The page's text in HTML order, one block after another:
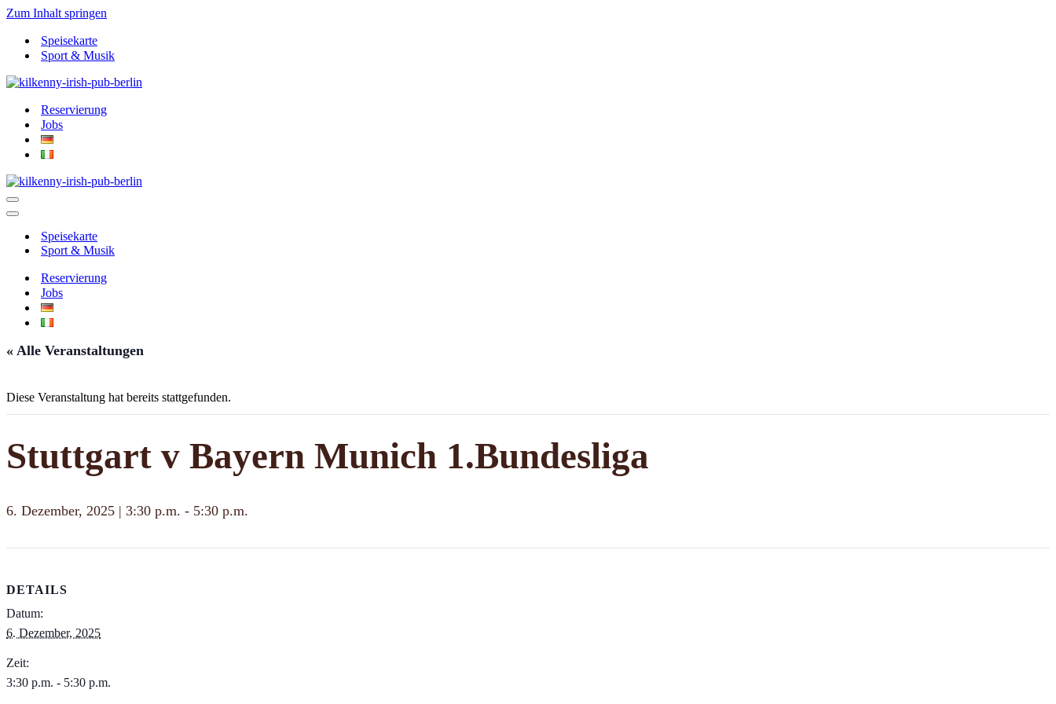
Zum Inhalt springen
Speisekarte
Sport & Musik
Reservierung
Jobs
Navigationsmenü
Navigationsmenü
Speisekarte
Sport & Musik
Reservierung
Jobs
« Alle Veranstaltungen
Diese Veranstaltung hat bereits stattgefunden.
Stuttgart v Bayern Munich 1.Bundesliga
6. Dezember, 2025 | 3:30 p.m. - 5:30 p.m.
DETAILS
Datum:
6. Dezember, 2025
Zeit:
3:30 p.m. - 5:30 p.m.